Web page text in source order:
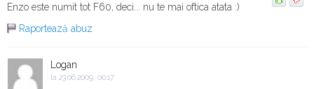
Enzo este numit tot F60, deci... nu te mai oftica atata :)
Raportează abuz
Logan
la 23.06.2009, 00:17